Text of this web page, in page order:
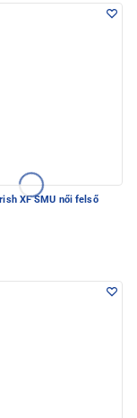
XF SMU női felső